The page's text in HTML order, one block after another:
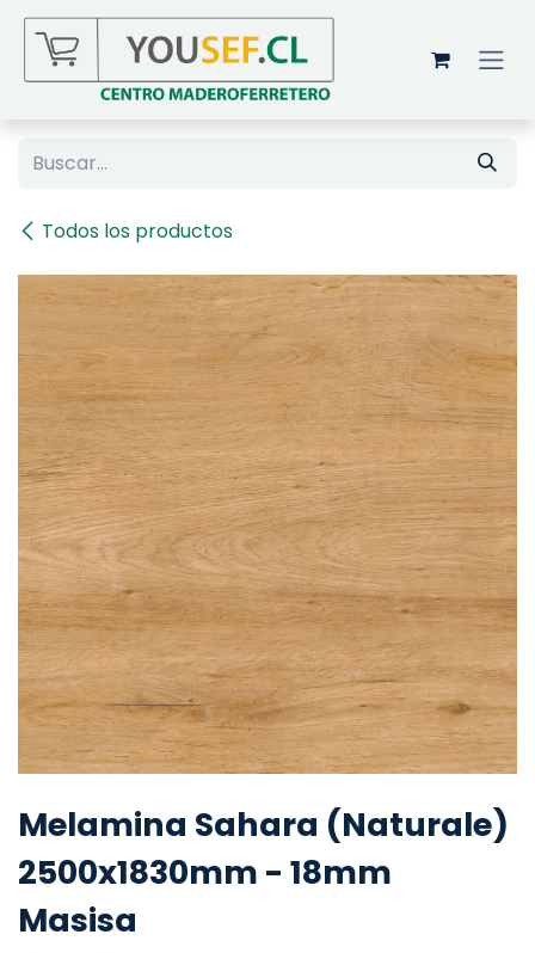
Ir al contenido
Todos los productos
Melamina Sahara (Naturale)
2500x1830mm - 18mm
Masisa